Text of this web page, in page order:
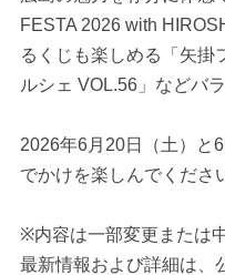
FESTA 2026 with
るくじも楽しめる「矢掛
ルシェ VOL.56」などバ
2026年6月20日（土）と
でかけを楽しんでくださ
※内容は一部変更または
最新情報および詳細は、